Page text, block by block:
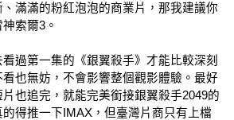
滿滿的粉紅泡泡的商業片，那我建議你
索爾3。
過第一集的《銀翼殺手》才能比較深刻
也無妨，不會影響整個觀影體驗。最好
也追完，就能完美銜接銀翼殺手2049的
得推一下IMAX，但臺灣片商只有上檔